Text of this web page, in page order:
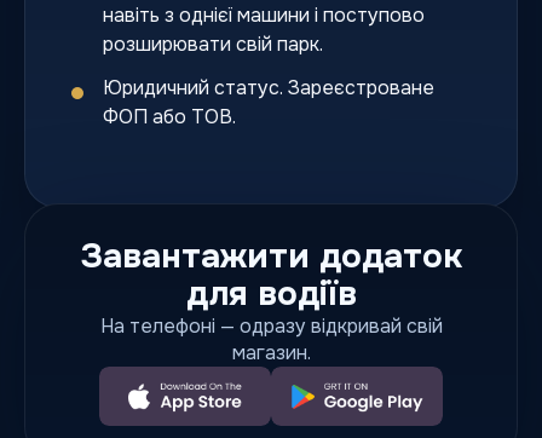
навіть з однієї машини і поступово
розширювати свій парк.
Юридичний статус. Зареєстроване
ФОП або ТОВ.
Завантажити додаток
для водіїв
На телефоні — одразу відкривай свій
магазин.